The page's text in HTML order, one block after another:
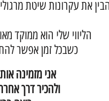
את עקרונות שיטת
הליווי שלי הוא ממוקד
כשבכל זמן אפשר
אני מזמינה
ולהכיר דרך